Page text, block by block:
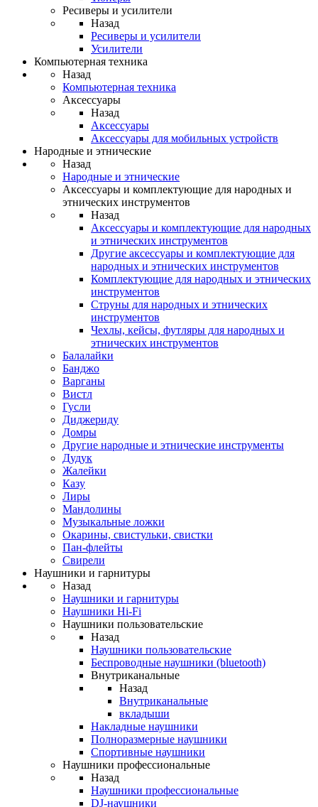
Ресиверы и усилители
Назад
Ресиверы и усилители
Усилители
Компьютерная техника
Назад
Компьютерная техника
Аксессуары
Назад
Аксессуары
Аксессуары для мобильных устройств
Народные и этнические
Назад
Народные и этнические
Аксессуары и комплектующие для народных и
этнических инструментов
Назад
Аксессуары и комплектующие для народных
и этнических инструментов
Другие аксессуары и комплектующие для
народных и этнических инструментов
Комплектующие для народных и этнических
инструментов
Струны для народных и этнических
инструментов
Чехлы, кейсы, футляры для народных и
этнических инструментов
Балалайки
Банджо
Варганы
Вистл
Гусли
Диджериду
Домры
Другие народные и этнические инструменты
Дудук
Жалейки
Казу
Лиры
Мандолины
Музыкальные ложки
Окарины, свистульки, свистки
Пан-флейты
Свирели
Наушники и гарнитуры
Назад
Наушники и гарнитуры
Наушники Hi-Fi
Наушники пользовательские
Назад
Наушники пользовательские
Беспроводные наушники (bluetooth)
Внутриканальные
Назад
Внутриканальные
вкладыши
Накладные наушники
Полноразмерные наушники
Спортивные наушники
Наушники профессиональные
Назад
Наушники профессиональные
DJ-наушники